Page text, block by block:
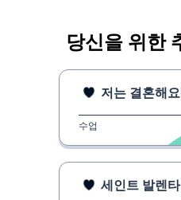
당신을 위한
저는 결혼해
수업
세인트 발렌